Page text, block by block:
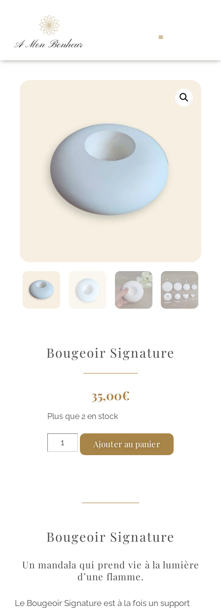
Bougeoir Signature
35,00€
Plus que 2 en stock
Ajouter au panier
v
Bougeoir Signature
Un mandala qui prend vie à la lumière
d’une flamme.
Le Bougeoir Signature est à la fois un support